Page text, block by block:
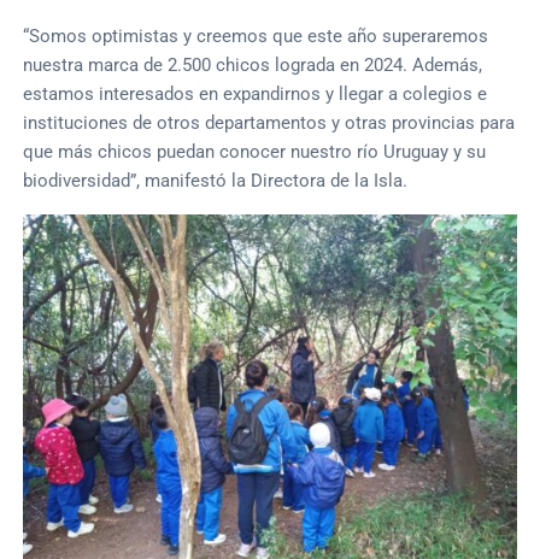
“Somos optimistas y creemos que este año superaremos
nuestra marca de 2.500 chicos lograda en 2024. Además,
estamos interesados en expandirnos y llegar a colegios e
instituciones de otros departamentos y otras provincias para
que más chicos puedan conocer nuestro río Uruguay y su
biodiversidad”, manifestó la Directora de la Isla.